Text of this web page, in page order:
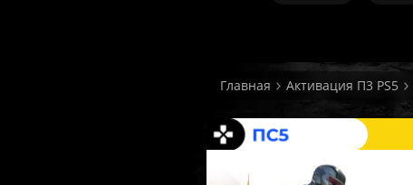
Главная Активация П3 PS5